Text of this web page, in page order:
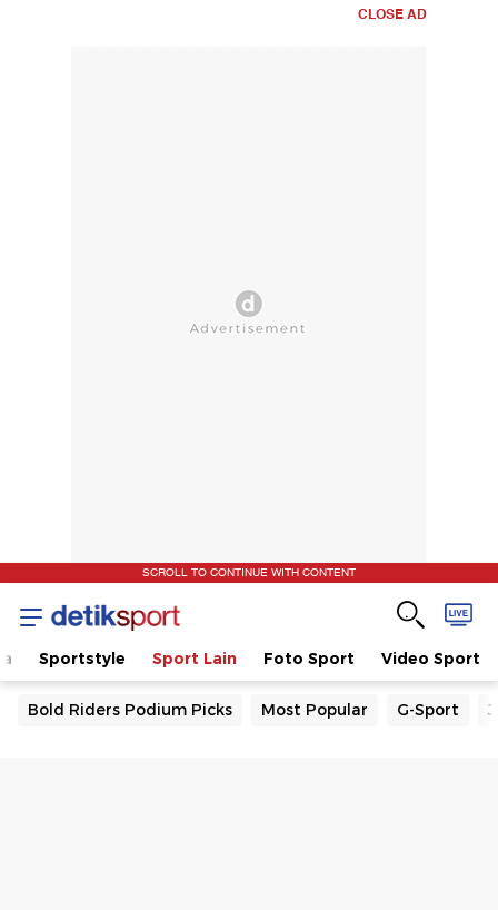
CLOSE AD
SCROLL TO CONTINUE WITH CONTENT
Sportstyle Sport Lain Foto Sport Video Sport
Bold Riders Podium Picks Most Popular G-Sport